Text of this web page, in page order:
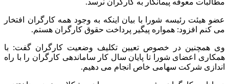
عضو هیئت رئیسه شورا با بیان اینکه به وجود همه کارگران افتخار
می کنم افزود: همواره پیگیر پرداخت حقوق کارگران هستم.
وی همچنین در خصوص تعیین تکلیف وضعیت کارگران گفت: با
همکاری اعضای شورا تا پایان سال کار ساماندهی کارگران را با راه
اندازی شرکت سهامی خاص انجام می دهیم.